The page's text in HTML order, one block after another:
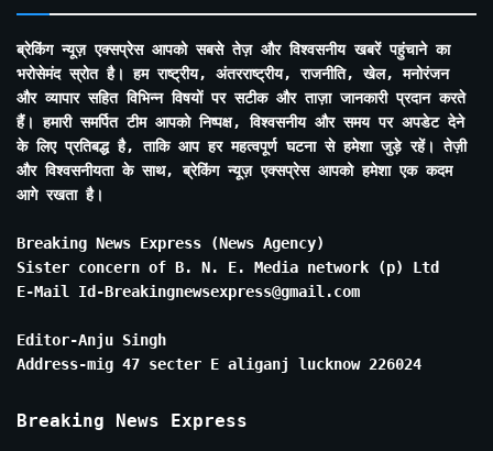
ब्रेकिंग न्यूज़ एक्सप्रेस आपको सबसे तेज़ और विश्वसनीय खबरें पहुंचाने का
भरोसेमंद स्रोत है। हम राष्ट्रीय, अंतरराष्ट्रीय, राजनीति, खेल, मनोरंजन
और व्यापार सहित विभिन्न विषयों पर सटीक और ताज़ा जानकारी प्रदान करते
हैं। हमारी समर्पित टीम आपको निष्पक्ष, विश्वसनीय और समय पर अपडेट देने
के लिए प्रतिबद्ध है, ताकि आप हर महत्वपूर्ण घटना से हमेशा जुड़े रहें। तेज़ी
और विश्वसनीयता के साथ, ब्रेकिंग न्यूज़ एक्सप्रेस आपको हमेशा एक कदम
आगे रखता है।
Breaking News Express (News Agency)
Sister concern of B. N. E. Media network (p) Ltd
E-Mail Id-Breakingnewsexpress@gmail.com
Editor-Anju Singh
Address-mig 47 secter E aliganj lucknow 226024
Breaking News Express